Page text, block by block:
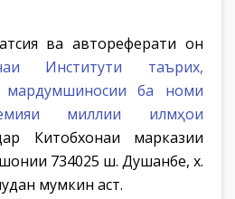
ва автореферати он
Институти таърих,
мардумшиносии ба номи
миллии илмҳои
Китобхонаи марказии
734025 ш. Душанбе, х.
мумкин аст.